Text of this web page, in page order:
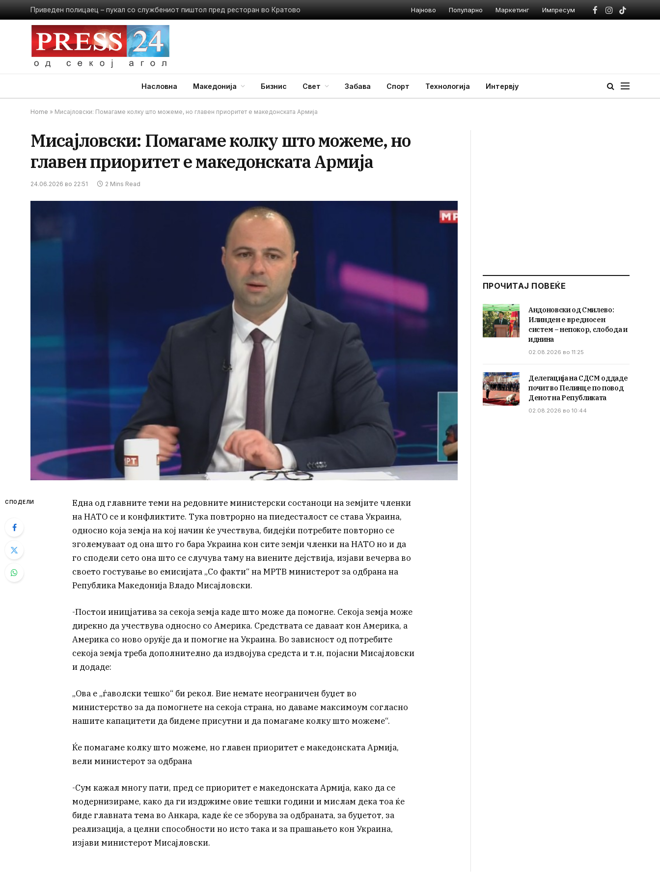
Приведен полицаец – пукал со службениот пиштол пред ресторан во Кратово Најново Популарно Маркетинг Импресум
Facebook
Instagram
TikTok
Насловна Македонија Бизнис Свет Забава Спорт Технологија Интервју
Home » Мисајловски: Помагаме колку што можеме, но главен приоритет е македонската Армија
Мисајловски: Помагаме колку што можеме, но
главен приоритет е македонската Армија
24.06.2026 во 22:51 2 Mins Read
СПОДЕЛИ
Една од главните теми на редовните министерски состаноци на земјите членки
на НАТО се и конфликтите. Тука повтрорно на пиедесталост се става Украина,
односно која земја на кој начин ќе учествува, бидејќи потребите повторно се
зголемуваат од она што го бара Украина кон сите земји членки на НАТО но и да
го сподели сето она што се случува таму на виените дејствија, изјави вечерва во
своето гостување во емисијата „Со факти“ на МРТВ министерот за одбрана на
Република Македонија Владо Мисајловски.
-Постои иницјатива за секоја земја каде што може да помогне. Секоја земја може
дирекно да учествува односно со Америка. Средствата се даваат кон Америка, а
Америка со ново оруќје да и помогне на Украина. Во зависност од потребите
секоја земја треба дополнително да издвојува средста и т.н, појасни Мисајловски
и додаде:
„Ова е „ѓаволски тешко“ би рекол. Вие немате неограничен буџет во
министерство за да помогнете на секоја страна, но даваме максимоум согласно
нашите капацитети да бидеме присутни и да помагаме колку што можеме“.
Ќе помагаме колку што можеме, но главен приоритет е македонската Армија,
вели министерот за одбрана
-Сум кажал многу пати, пред се приоритет е македонската Армија, како да се
модернизираме, како да ги издржиме овие тешки години и мислам дека тоа ќе
биде главната тема во Анкара, каде ќе се зборува за одбраната, за буџетот, за
реализација, а целни способности но исто така и за прашањето кон Украина,
изјави министерот Мисајловски.
ПРОЧИТАЈ ПОВЕЌЕ
Андоновски од Смилево:
Илинден е вредносен
систем – непокор, слобода и
иднина
02.08.2026 во 11:25
Делегација на СДСМ оддаде
почит во Пелинце по повод
Денот на Републиката
02.08.2026 во 10:44